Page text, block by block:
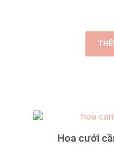
Hoa cưới